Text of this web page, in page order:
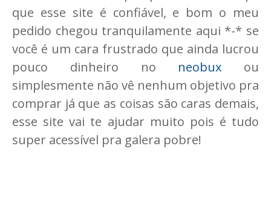
que esse site é confiável, e bom o meu
pedido chegou tranquilamente aqui *-* se
você é um cara frustrado que ainda lucrou
pouco dinheiro no neobux ou
simplesmente não vê nenhum objetivo pra
comprar já que as coisas são caras demais,
esse site vai te ajudar muito pois é tudo
super acessível pra galera pobre!